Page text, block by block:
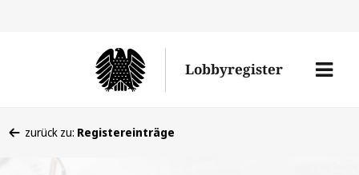
Lobbyregister
Menü
befinden
zurück zu: Registereinträge